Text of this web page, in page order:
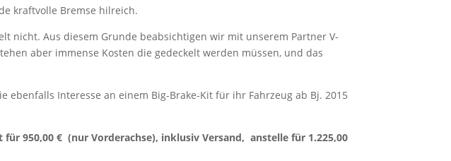
kraftvolle Bremse hilreich.
nicht. Aus diesem Grunde beabsichtigen wir mit unserem Partner V-
aber immense Kosten die gedeckelt werden müssen, und das
ebenfalls Interesse an einem Big-Brake-Kit für ihr Fahrzeug ab Bj. 2015
950,00 € (nur Vorderachse), inklusiv Versand, anstelle für 1.225,00